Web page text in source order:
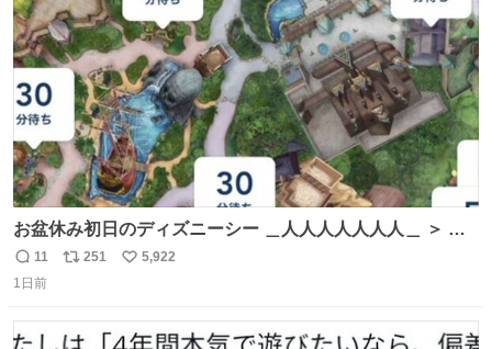
数
お盆休み初日のディズニーシー ＿人人人人人人人＿ ＞ 空
い て る！＜ ￣^Y^Y^Y^Y^ Y￣
返
信
11
リ
ト
251
い
数
5,922
1日前